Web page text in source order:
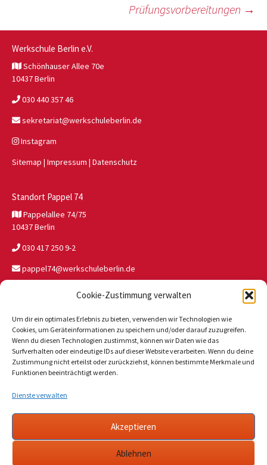
Cookie-Zustimmung verwalten
Um dir ein optimales Erlebnis zu bieten, verwenden wir Technologien wie
Cookies, um Geräteinformationen zu speichern und/oder darauf zuzugreifen.
Wenn du diesen Technologien zustimmst, können wir Daten wie das
Surfverhalten oder eindeutige IDs auf dieser Website verarbeiten. Wenn du deine
Zustimmung nicht erteilst oder zurückziehst, können bestimmte Merkmale und
Funktionen beeinträchtigt werden.
Dienste verwalten
Akzeptieren
Ablehnen
Prüfungsvorbereitungen →
Werkschule Berlin e.V.
Schönhauser Allee 70e
10437 Berlin
030 440 357 46
sekretariat@werkschuleberlin.de
Instagram
Sitemap | Impressum | Datenschutz
Standort Pappel 74
Pappelallee 74/75
10437 Berlin
030 417 250 9-2
pappel74@werkschuleberlin.de
Wolfgang-Heinz-Str. 47
13125 Berlin
030 946 327 81
jwbuch@werkschuleberlin.de
10405 Berlin